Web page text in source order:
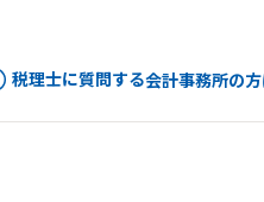
税理士に質問する会計事務所の